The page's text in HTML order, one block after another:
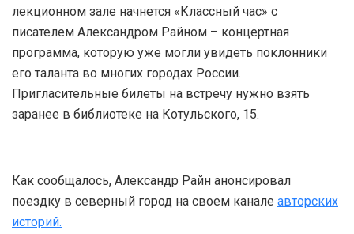
лекционном зале начнется «Классный час» с
писателем Александром Райном – концертная
программа, которую уже могли увидеть поклонники
его таланта во многих городах России.
Пригласительные билеты на встречу нужно взять
заранее в библиотеке на Котульского, 15.
Как сообщалось, Александр Райн анонсировал
поездку в северный город на своем канале авторских
историй.